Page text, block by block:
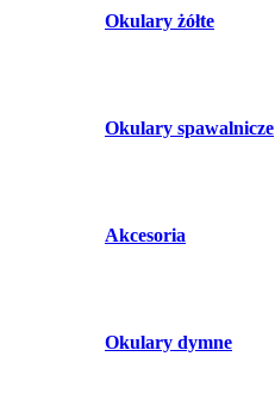
Okulary żółte
Okulary spawalnicze
Akcesoria
Okulary dymne